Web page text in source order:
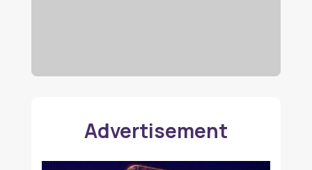
Advertisement